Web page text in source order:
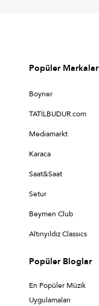
Popüler Markalar
Boyner
TATİLBUDUR.com
Medıamarkt
Karaca
Saat&Saat
Setur
Beymen Club
Altınyıldız Classıcs
Popüler Bloglar
En Popüler Müzik
Uygulamaları